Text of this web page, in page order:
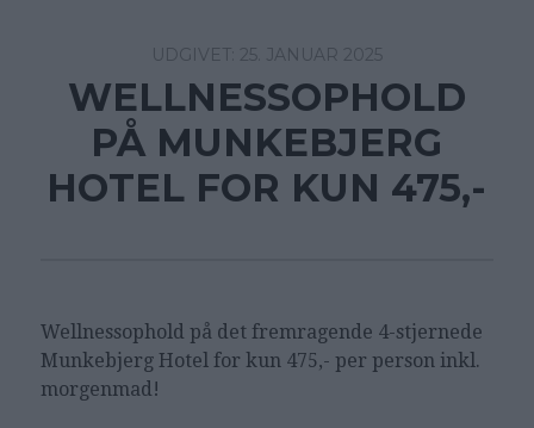
25. JANUAR 2025
WELLNESSOPHOLD
PÅ MUNKEBJERG
HOTEL FOR KUN 475,-
Wellnessophold på det fremragende 4-stjernede
Munkebjerg Hotel for kun 475,- per person inkl.
morgenmad!